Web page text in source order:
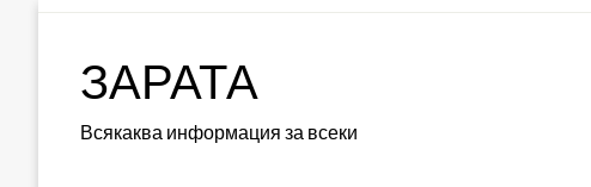
ЗАРАТА
Всякаква информация за всеки